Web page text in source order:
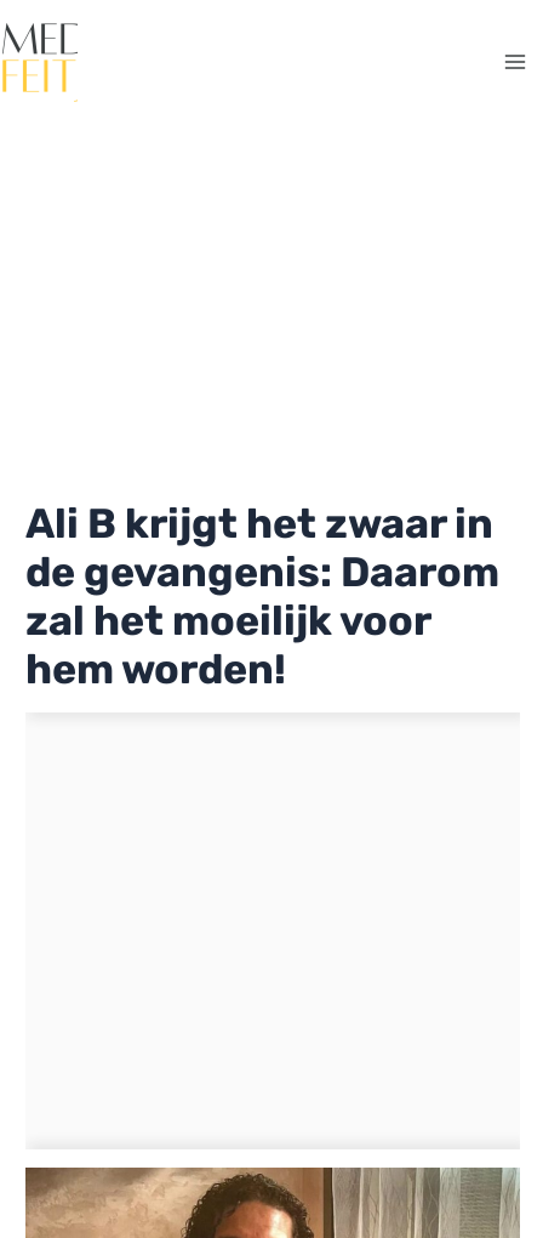
naar
de
Ali B krijgt het zwaar in
de gevangenis: Daarom
zal het moeilijk voor
hem worden!